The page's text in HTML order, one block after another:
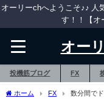
オーリーchへようこそ♪♪ 人
す！！【オ
オー
投機筋ブログ FX
ホーム FX
数分間で